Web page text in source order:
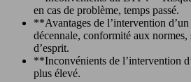
en cas de problème, temps passé.
**Avantages de l’intervention
décennale, conformité aux
d’esprit.
**Inconvénients de l’intervention
plus élevé.